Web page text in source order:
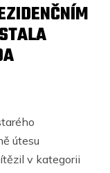
útesu
v kategorii